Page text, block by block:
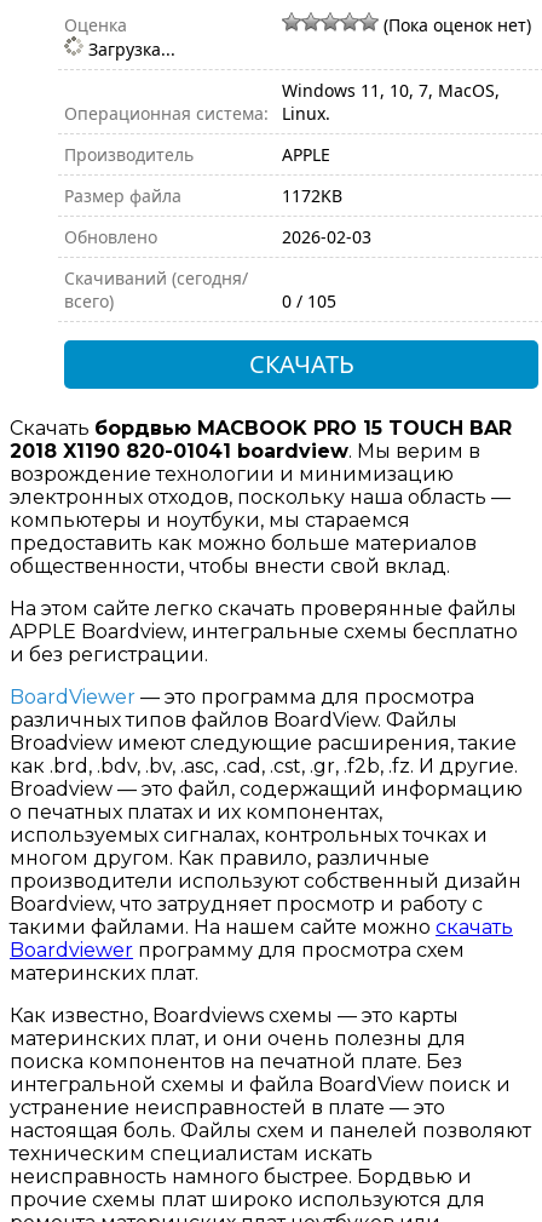
Оценка
(Пока оценок нет)
Загрузка...
Операционная система:
Windows 11, 10, 7, MacOS,
Linux.
Производитель
APPLE
Размер файла
1172KB
Обновлено
2026-02-03
Скачиваний (сегодня/
всего)
0 / 105
СКАЧАТЬ
Скачать бордвью MACBOOK PRO 15 TOUCH BAR
2018 X1190 820-01041 boardview. Мы верим в
возрождение технологии и минимизацию
электронных отходов, поскольку наша область —
компьютеры и ноутбуки, мы стараемся
предоставить как можно больше материалов
общественности, чтобы внести свой вклад.
На этом сайте легко скачать проверянные файлы
APPLE Boardview, интегральные схемы бесплатно
и без регистрации.
BoardViewer — это программа для просмотра
различных типов файлов BoardView. Файлы
Broadview имеют следующие расширения, такие
как .brd, .bdv, .bv, .asc, .cad, .cst, .gr, .f2b, .fz. И другие.
Broadview — это файл, содержащий информацию
о печатных платах и их компонентах,
используемых сигналах, контрольных точках и
многом другом. Как правило, различные
производители используют собственный дизайн
Boardview, что затрудняет просмотр и работу с
такими файлами. На нашем сайте можно скачать
Boardviewer программу для просмотра схем
материнских плат.
Как известно, Boardviews схемы — это карты
материнских плат, и они очень полезны для
поиска компонентов на печатной плате. Без
интегральной схемы и файла BoardView поиск и
устранение неисправностей в плате — это
настоящая боль. Файлы схем и панелей позволяют
техническим специалистам искать
неисправность намного быстрее. Бордвью и
прочие схемы плат широко используются для